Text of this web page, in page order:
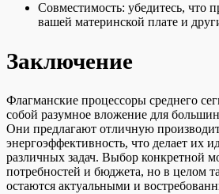
Совместимость: убедитесь, что
вашей материнской плате и
Заключение
Флагманские процессоры среднего
собой разумное вложение для
Они предлагают отличную
энергоэффективность, что делает их
различных задач. Выбор конкретной
потребностей и бюджета, но в целом
остаются актуальными и